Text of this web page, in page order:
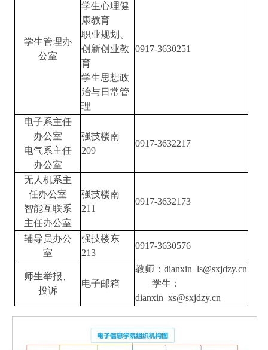
学生管理办
公室
学生心理健
康教育
职业规划、
创新创业教
育
学生思想政
治与日常管
理
0917-3630251
电子系主任
办公室
电气系主任
办公室
强技楼南
209
0917-3632217
无人机系主
任办公室
智能互联系
主任办公室
强技楼南
211
0917-3632173
辅导员办公
室
强技楼东
213
0917-3630576
师生举报、
投诉
电子邮箱
教师： dianxin_ls@sxjdzy.cn
学生：
dianxin_xs@sxjdzy.cn